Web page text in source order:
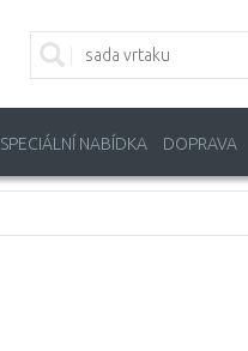
SPECIÁLNÍ NABÍDKA DOPRAVA